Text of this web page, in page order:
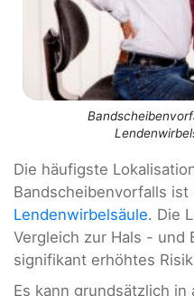
Die häufigste
Bandscheibenvorfalls ist
Lendenwirbelsäule. Die
Vergleich zur Hals - und
signifikant erhöhtes
Es kann grundsätzlich in